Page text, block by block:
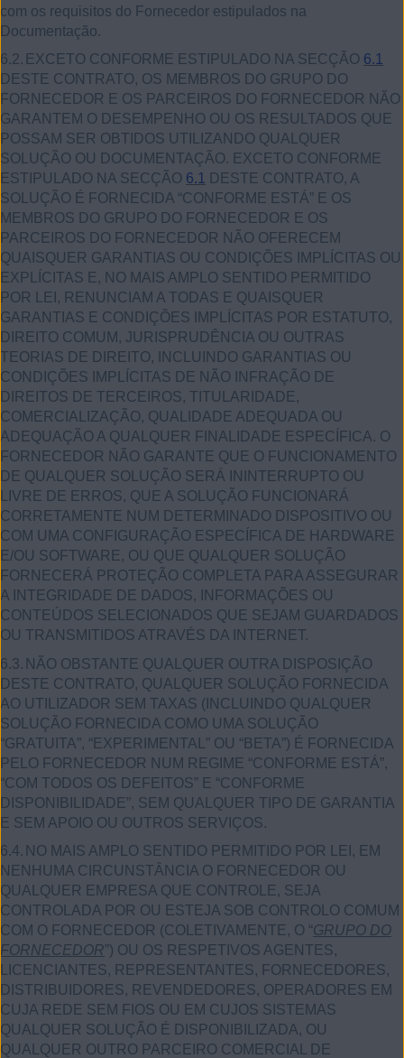
com os requisitos do Fornecedor estipulados na
Documentação.
6.2. EXCETO CONFORME ESTIPULADO NA SECÇÃO 6.1
DESTE CONTRATO, OS MEMBROS DO GRUPO DO
FORNECEDOR E OS PARCEIROS DO FORNECEDOR NÃO
GARANTEM O DESEMPENHO OU OS RESULTADOS QUE
POSSAM SER OBTIDOS UTILIZANDO QUALQUER
SOLUÇÃO OU DOCUMENTAÇÃO. EXCETO CONFORME
ESTIPULADO NA SECÇÃO 6.1
DESTE CONTRATO, A
SOLUÇÃO É FORNECIDA “CONFORME ESTÁ” E OS
MEMBROS DO GRUPO DO FORNECEDOR E OS
PARCEIROS DO FORNECEDOR NÃO OFERECEM
QUAISQUER GARANTIAS OU CONDIÇÕES IMPLÍCITAS OU
EXPLÍCITAS E, NO MAIS AMPLO SENTIDO PERMITIDO
POR LEI, RENUNCIAM A TODAS E QUAISQUER
GARANTIAS E CONDIÇÕES IMPLÍCITAS POR ESTATUTO,
DIREITO COMUM, JURISPRUDÊNCIA OU OUTRAS
TEORIAS DE DIREITO, INCLUINDO GARANTIAS OU
CONDIÇÕES IMPLÍCITAS DE NÃO INFRAÇÃO DE
DIREITOS DE TERCEIROS, TITULARIDADE,
COMERCIALIZAÇÃO, QUALIDADE ADEQUADA OU
ADEQUAÇÃO A QUALQUER FINALIDADE ESPECÍFICA. O
FORNECEDOR NÃO GARANTE QUE O FUNCIONAMENTO
DE QUALQUER SOLUÇÃO SERÁ ININTERRUPTO OU
LIVRE DE ERROS, QUE A SOLUÇÃO FUNCIONARÁ
CORRETAMENTE NUM DETERMINADO DISPOSITIVO OU
COM UMA CONFIGURAÇÃO ESPECÍFICA DE HARDWARE
E/OU SOFTWARE, OU QUE QUALQUER SOLUÇÃO
FORNECERÁ PROTEÇÃO COMPLETA PARA ASSEGURAR
A INTEGRIDADE DE DADOS, INFORMAÇÕES OU
CONTEÚDOS SELECIONADOS QUE SEJAM GUARDADOS
OU TRANSMITIDOS ATRAVÉS DA INTERNET.
6.3. NÃO OBSTANTE QUALQUER OUTRA DISPOSIÇÃO
DESTE CONTRATO, QUALQUER SOLUÇÃO FORNECIDA
AO UTILIZADOR SEM TAXAS (INCLUINDO QUALQUER
SOLUÇÃO FORNECIDA COMO UMA SOLUÇÃO
“GRATUITA”, “EXPERIMENTAL” OU “BETA”) É FORNECIDA
PELO FORNECEDOR NUM REGIME “CONFORME ESTÁ”,
“COM TODOS OS DEFEITOS” E “CONFORME
DISPONIBILIDADE”, SEM QUALQUER TIPO DE GARANTIA
E SEM APOIO OU OUTROS SERVIÇOS.
6.4. NO MAIS AMPLO SENTIDO PERMITIDO POR LEI, EM
NENHUMA CIRCUNSTÂNCIA O FORNECEDOR OU
QUALQUER EMPRESA QUE CONTROLE, SEJA
CONTROLADA POR OU ESTEJA SOB CONTROLO COMUM
COM O FORNECEDOR (COLETIVAMENTE, O “GRUPO DO
FORNECEDOR”) OU OS RESPETIVOS AGENTES,
LICENCIANTES, REPRESENTANTES, FORNECEDORES,
DISTRIBUIDORES, REVENDEDORES, OPERADORES EM
CUJA REDE SEM FIOS OU EM CUJOS SISTEMAS
QUALQUER SOLUÇÃO É DISPONIBILIZADA, OU
QUALQUER OUTRO PARCEIRO COMERCIAL DE